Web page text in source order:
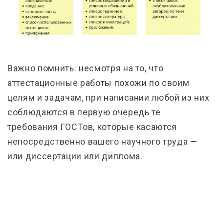
Важно помнить: несмотря на то, что
аттестационные работы похожи по своим
целям и задачам, при написании любой из них
соблюдаются в первую очередь те
требования ГОСТов, которые касаются
непосредственно вашего научного труда —
или диссертации или диплома.